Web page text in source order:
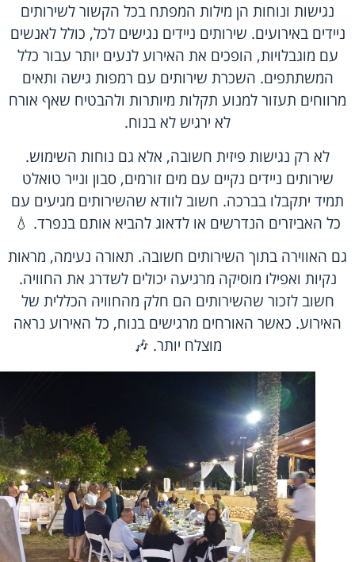
נגישות ונוחות הן מילות המפתח בכל הקשור לשירותים
ניידים באירועים. שירותים ניידים נגישים לכל, כולל לאנשים
עם מוגבלויות, הופכים את האירוע לנעים יותר עבור כלל
המשתתפים. השכרת שירותים עם רמפות גישה ותאים
מרווחים תעזור למנוע תקלות מיותרות ולהבטיח שאף אורח
לא ירגיש לא בנוח.
לא רק נגישות פיזית חשובה, אלא גם נוחות השימוש.
שירותים ניידים נקיים עם מים זורמים, סבון ונייר טואלט
תמיד יתקבלו בברכה. חשוב לוודא שהשירותים מגיעים עם
כל האביזרים הנדרשים או לדאוג להביא אותם בנפרד. 💧
גם האווירה בתוך השירותים חשובה. תאורה נעימה, מראות
נקיות ואפילו מוסיקה מרגיעה יכולים לשדרג את החוויה.
חשוב לזכור שהשירותים הם חלק מהחוויה הכללית של
האירוע. כאשר האורחים מרגישים בנוח, כל האירוע נראה
מוצלח יותר. 🎶